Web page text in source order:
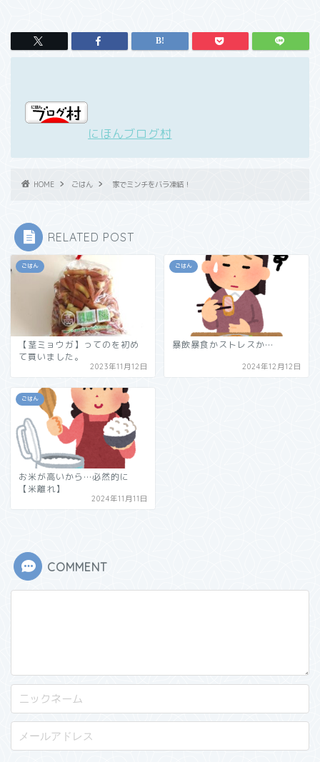
にほんブログ村
HOME ごはん 家でミンチをバラ凍結！
RELATED POST
ごはん
【茎ミョウガ】ってのを初め
て買いました。
2023年11月12日
ごはん
暴飲暴食かストレスか…
2024年12月12日
ごはん
お米が高いから…必然的に
【米離れ】
2024年11月11日
COMMENT